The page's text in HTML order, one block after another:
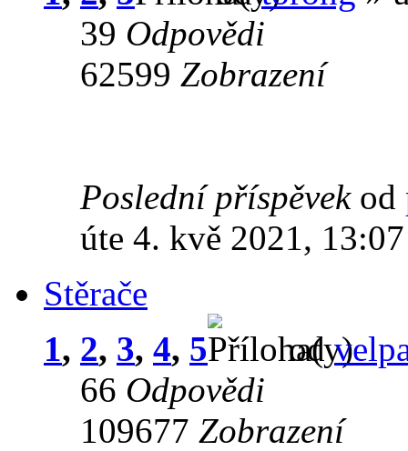
39 Odpovědi
62599 Zobrazení
Poslední příspěvek od
úte 4. kvě 2021, 13:07
Stěrače
1, 2, 3, 4, 5 od
66 Odpovědi
109677 Zobrazení